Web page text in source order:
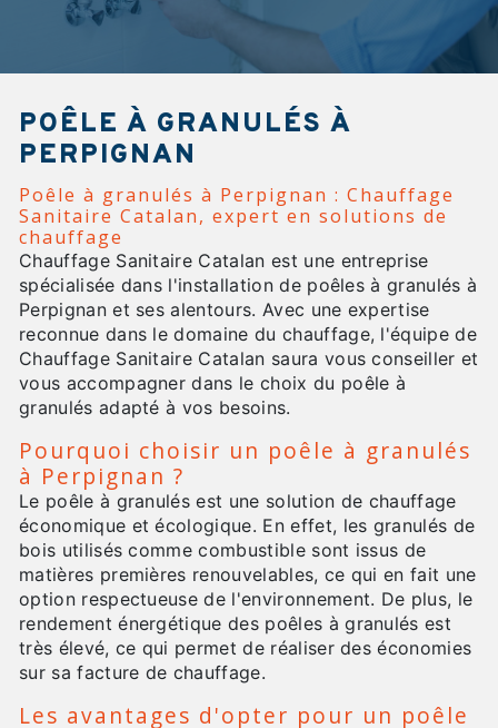
POÊLE À GRANULÉS À
PERPIGNAN
Poêle à granulés à Perpignan : Chauffage
Sanitaire Catalan, expert en solutions de
chauffage
Chauffage Sanitaire Catalan est une entreprise
spécialisée dans l'installation de poêles à granulés à
Perpignan et ses alentours. Avec une expertise
reconnue dans le domaine du chauffage, l'équipe de
Chauffage Sanitaire Catalan saura vous conseiller et
vous accompagner dans le choix du poêle à
granulés adapté à vos besoins.
Pourquoi choisir un poêle à granulés
à Perpignan ?
Le poêle à granulés est une solution de chauffage
économique et écologique. En effet, les granulés de
bois utilisés comme combustible sont issus de
matières premières renouvelables, ce qui en fait une
option respectueuse de l'environnement. De plus, le
rendement énergétique des poêles à granulés est
très élevé, ce qui permet de réaliser des économies
sur sa facture de chauffage.
Les avantages d'opter pour un poêle